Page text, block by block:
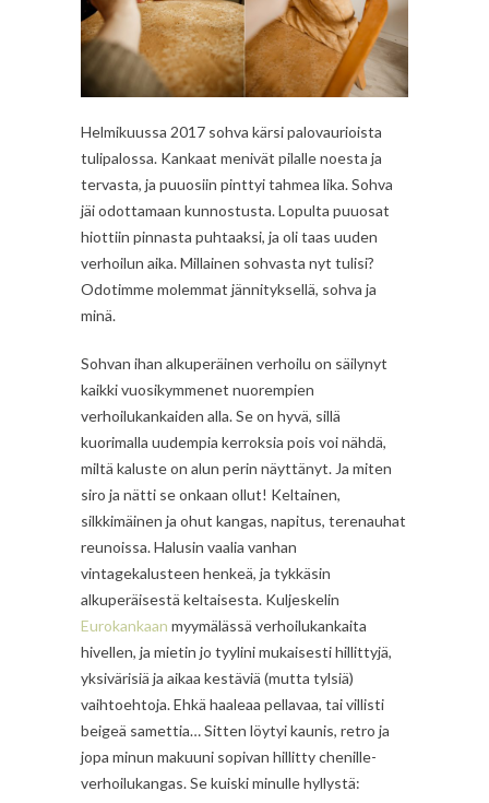
Helmikuussa 2017 sohva kärsi palovaurioista
tulipalossa. Kankaat menivät pilalle noesta ja
tervasta, ja puuosiin pinttyi tahmea lika. Sohva
jäi odottamaan kunnostusta. Lopulta puuosat
hiottiin pinnasta puhtaaksi, ja oli taas uuden
verhoilun aika. Millainen sohvasta nyt tulisi?
Odotimme molemmat jännityksellä, sohva ja
minä.
Sohvan ihan alkuperäinen verhoilu on säilynyt
kaikki vuosikymmenet nuorempien
verhoilukankaiden alla. Se on hyvä, sillä
kuorimalla uudempia kerroksia pois voi nähdä,
miltä kaluste on alun perin näyttänyt. Ja miten
siro ja nätti se onkaan ollut! Keltainen,
silkkimäinen ja ohut kangas, napitus, terenauhat
reunoissa. Halusin vaalia vanhan
vintagekalusteen henkeä, ja tykkäsin
alkuperäisestä keltaisesta. Kuljeskelin
Eurokankaan myymälässä verhoilukankaita
hivellen, ja mietin jo tyylini mukaisesti hillittyjä,
yksivärisiä ja aikaa kestäviä (mutta tylsiä)
vaihtoehtoja. Ehkä haaleaa pellavaa, tai villisti
beigeä samettia… Sitten löytyi kaunis, retro ja
jopa minun makuuni sopivan hillitty chenille-
verhoilukangas. Se kuiski minulle hyllystä: